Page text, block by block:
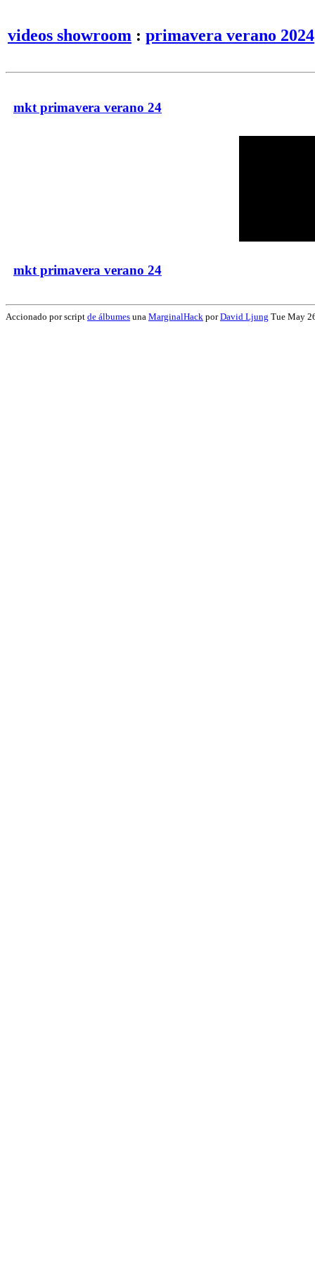
videos showroom : primavera verano 2024
mkt primavera verano 24
mkt primavera verano 24
Accionado por script de álbumes una MarginalHack porDavid Ljung Tue May